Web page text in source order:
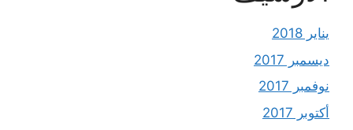
يناير 2018
ديسمبر 2017
نوفمبر 2017
أكتوبر 2017